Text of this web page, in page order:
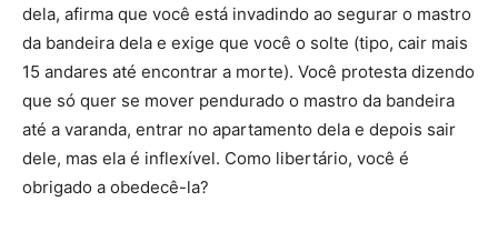
dela, afirma que você está invadindo ao segurar o mastro
da bandeira dela e exige que você o solte (tipo, cair mais
15 andares até encontrar a morte). Você protesta dizendo
que só quer se mover pendurado o mastro da bandeira
até a varanda, entrar no apartamento dela e depois sair
dele, mas ela é inflexível. Como libertário, você é
obrigado a obedecê-la?